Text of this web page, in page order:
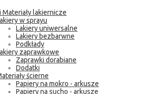
Materiały lakiernicze
w sprayu
Lakiery uniwersalne
Lakiery bezbarwne
Podkłady
zaprawkowe
Zaprawki dorabiane
Dodatki
ścierne
Papiery na mokro - arkusze
Papiery na sucho - arkusze